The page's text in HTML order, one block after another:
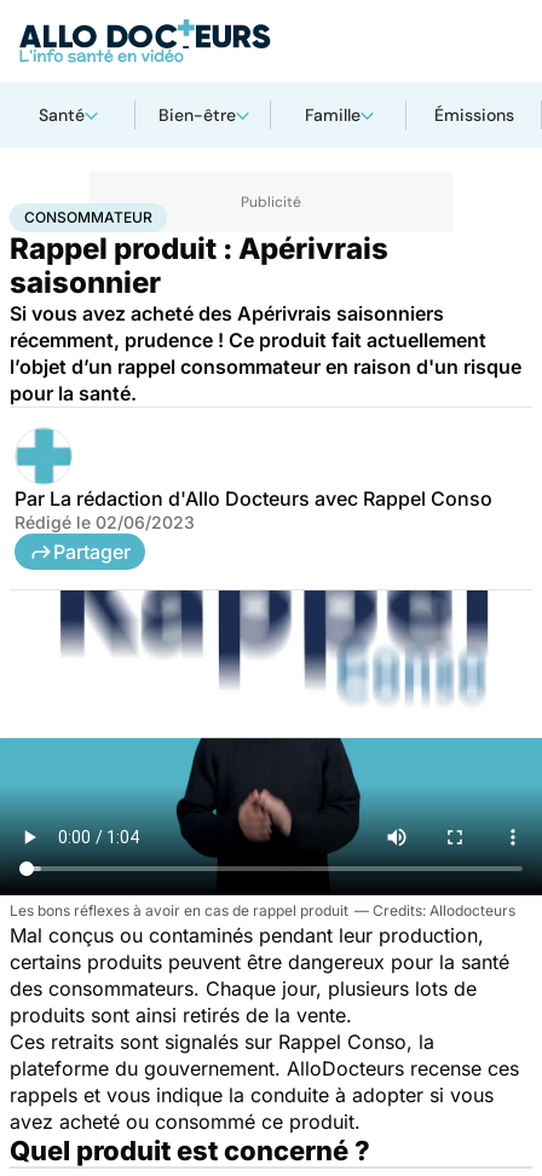
Santé Bien-être Famille Émissions
AccueilSantéConsommateur
CONSOMMATEUR
Rappel produit : Apérivrais
saisonnier
Si vous avez acheté des Apérivrais saisonniers
récemment, prudence ! Ce produit fait actuellement
l’objet d’un rappel consommateur en raison d'un risque
pour la santé.
Par La rédaction d'Allo Docteurs avec Rappel Conso
Rédigé le 02/06/2023
Partager
Les bons réflexes à avoir en cas de rappel produit Allodocteurs
Mal conçus ou contaminés pendant leur production,
certains produits peuvent être dangereux pour la santé
des consommateurs. Chaque jour, plusieurs lots de
produits sont ainsi retirés de la vente.
Ces retraits sont signalés sur Rappel Conso, la
plateforme du gouvernement. AlloDocteurs recense ces
rappels et vous indique la conduite à adopter si vous
avez acheté ou consommé ce produit.
Quel produit est concerné ?